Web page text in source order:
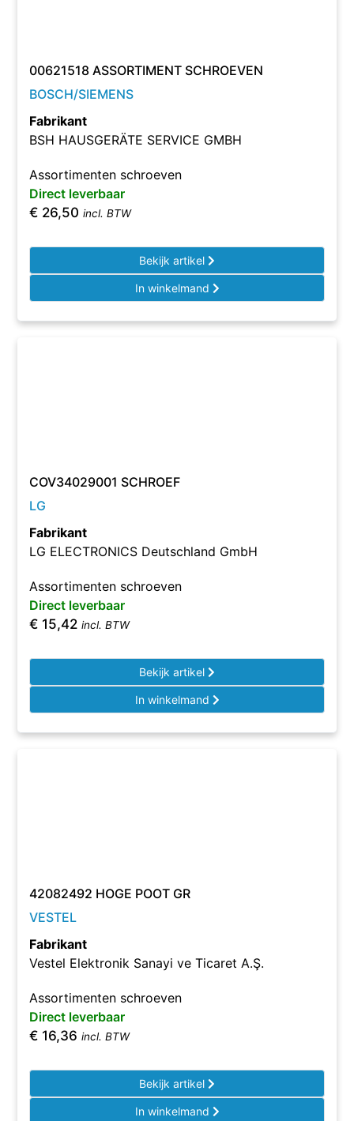
00621518 ASSORTIMENT SCHROEVEN
BOSCH/SIEMENS
Fabrikant
BSH HAUSGERÄTE SERVICE GMBH
Assortimenten schroeven
Direct leverbaar
€ 26,50 incl. BTW
Bekijk artikel
In winkelmand
COV34029001 SCHROEF
LG
Fabrikant
LG ELECTRONICS Deutschland GmbH
Assortimenten schroeven
Direct leverbaar
€ 15,42 incl. BTW
Bekijk artikel
In winkelmand
42082492 HOGE POOT GR
VESTEL
Fabrikant
Vestel Elektronik Sanayi ve Ticaret A.Ş.
Assortimenten schroeven
Direct leverbaar
€ 16,36 incl. BTW
Bekijk artikel
In winkelmand